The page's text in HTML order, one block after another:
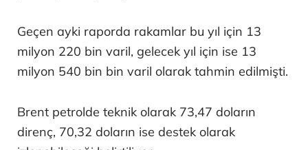
Geçen ayki raporda rakamlar bu yıl için 13
milyon 220 bin varil, gelecek yıl için ise 13
milyon 540 bin bin varil olarak tahmin edilmişti.
Brent petrolde teknik olarak 73,47 doların
direnç, 70,32 doların ise destek olarak